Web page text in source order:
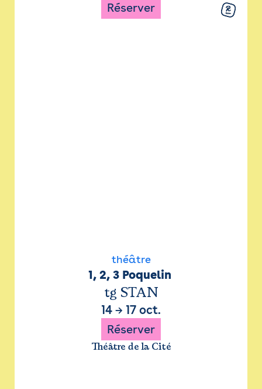
Réserver
théâtre
1, 2, 3 Poquelin
tg STAN
14 → 17 oct.
Réserver
Théâtre de la Cité